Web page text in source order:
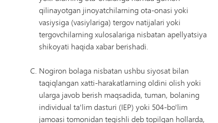
qilinayotgan jinoyatchilarning ota-onasi yoki
vasiysiga (vasiylariga) tergov natijalari yoki
tergovchilarning xulosalariga nisbatan apellyatsiya
shikoyati haqida xabar berishadi.
Nogiron bolaga nisbatan ushbu siyosat bilan
taqiqlangan xatti-harakatlarning oldini olish yoki
ularga javob berish maqsadida, tuman, bolaning
individual ta'lim dasturi (IEP) yoki 504-bo'lim
jamoasi tomonidan tegishli deb topilgan hollarda,